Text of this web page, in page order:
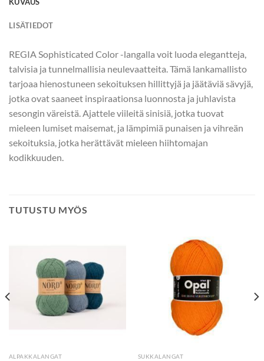
LISÄTIEDOT
REGIA Sophisticated Color -langalla voit luoda elegantteja,
talvisia ja tunnelmallisia neulevaatteita. Tämä lankamallisto
tarjoaa hienostuneen sekoituksen hillittyjä ja jäätäviä sävyjä,
jotka ovat saaneet inspiraationsa luonnosta ja juhlavista
sesongin väreistä. Ajattele viileitä sinisiä, jotka tuovat
mieleen lumiset maisemat, ja lämpimiä punaisen ja vihreän
sekoituksia, jotka herättävät mieleen hiihtomajan
kodikkuuden.
TUTUSTU MYÖS
ALPAKKALANGAT SUKKALANGAT